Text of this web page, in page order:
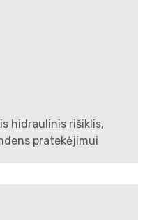
hidraulinis rišiklis,
pratekėjimui